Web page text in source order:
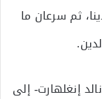
تدينا، ثم سرعان ما
إنغلهارت- إلى